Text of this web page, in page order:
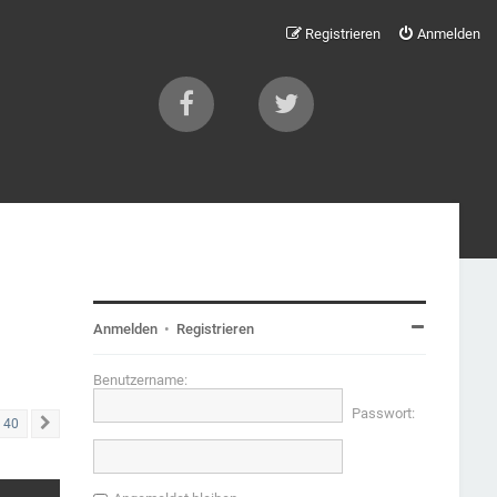
Anmelden
Registrieren
40 Nächste
Anmelden • Registrieren
Benutzername:
Passwort: